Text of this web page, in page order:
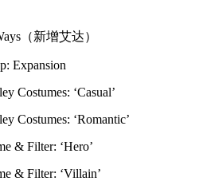
（新增艾达）
Expansion
Costumes: ‘Casual’
Costumes: ‘Romantic’
& Filter: ‘Hero’
& Filter: ‘Villain’